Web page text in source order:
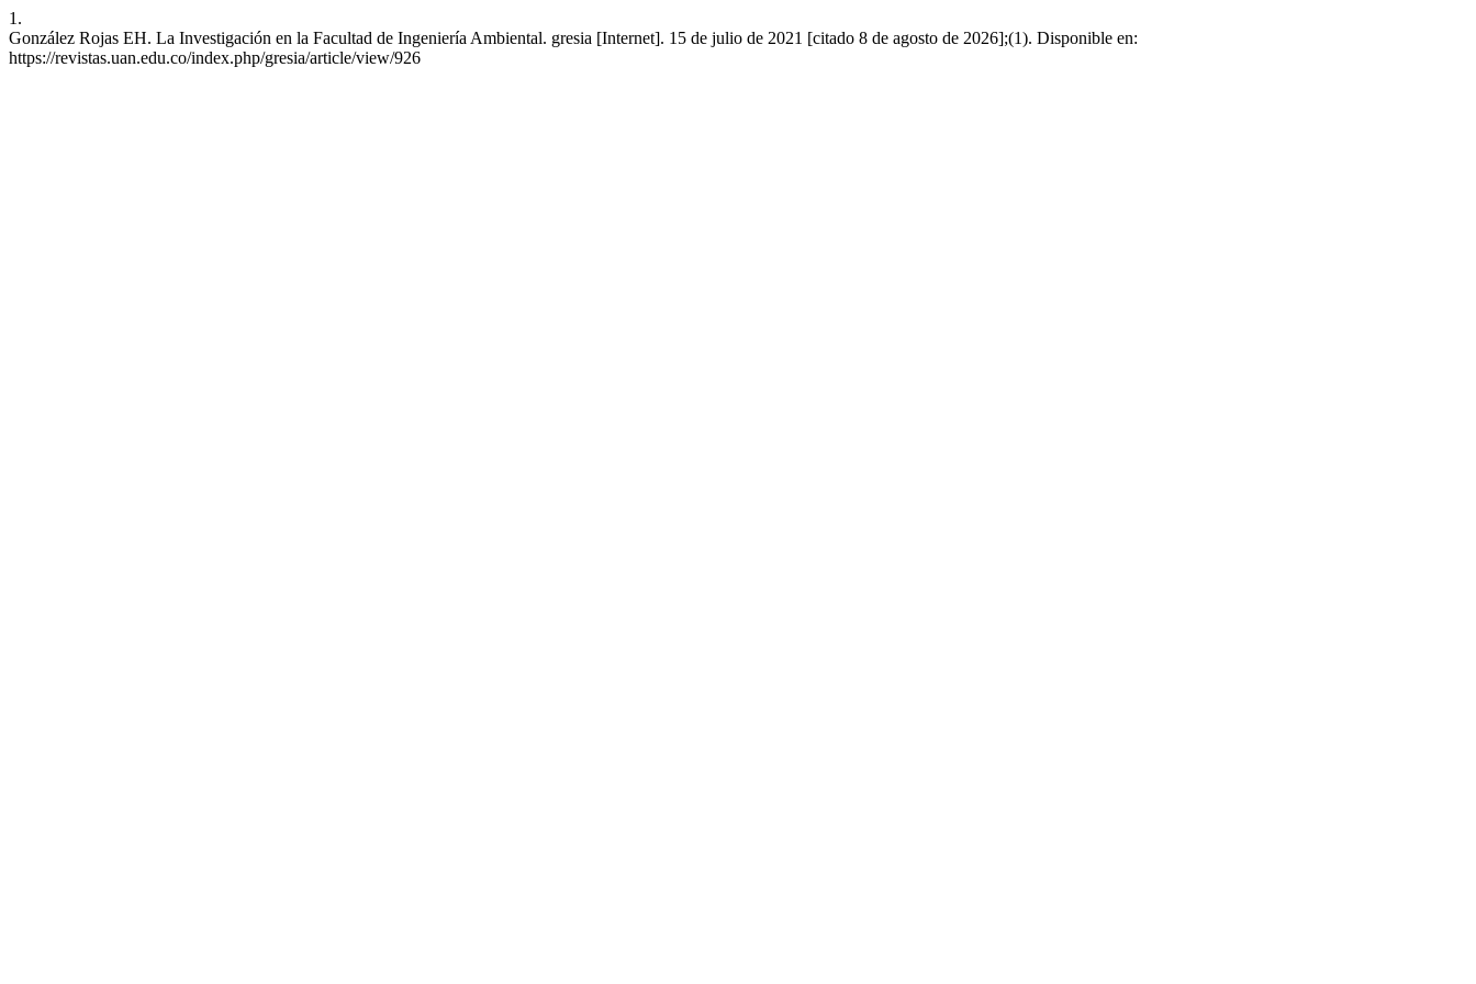
1.
González Rojas EH. La Investigación en la Facultad de Ingeniería Ambiental. gresia [Internet]. 15 de julio de 2021 [citado 8 de agosto de 2026];(1). Disponible en:
https://revistas.uan.edu.co/index.php/gresia/article/view/926